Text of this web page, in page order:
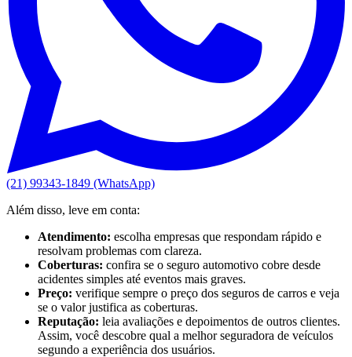
(21) 99343-1849 (WhatsApp)
Além disso, leve em conta:
Atendimento: escolha empresas que respondam rápido e
resolvam problemas com clareza.
Coberturas: confira se o seguro automotivo cobre desde
acidentes simples até eventos mais graves.
Preço: verifique sempre o preço dos seguros de carros e veja
se o valor justifica as coberturas.
Reputação: leia avaliações e depoimentos de outros clientes.
Assim, você descobre qual a melhor seguradora de veículos
segundo a experiência dos usuários.